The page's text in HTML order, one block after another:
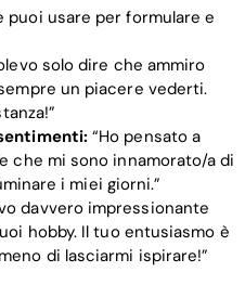
usare per formulare e
solo dire che ammiro
un piacere vederti.
“Ho pensato a
che mi sono innamorato/a di
i miei giorni.”
davvero impressionante
hobby. Il tuo entusiasmo è
di lasciarmi ispirare!”